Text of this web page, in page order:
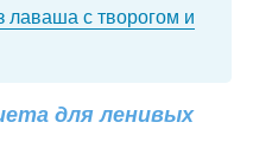
лаваша с творогом и
для ленивых